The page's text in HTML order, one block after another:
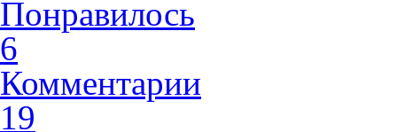
Понравилось
6
Комментарии
19